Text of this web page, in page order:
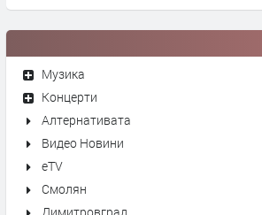
Музика
Концерти
Алтернативата
Видео Новини
eTV
Смолян